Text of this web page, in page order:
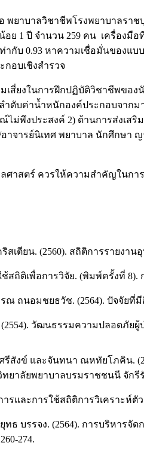
พยาบาลวิชาชีพโรงพยาบาลรา
ย 1 ปี จำนวน 259 คน เครื่อง
ากับ 0.93 หาความเชื่อมั่นของแ
กอบเชิงสำรวจ
เสี่ยงในการฝึกปฏิบัติวิชาชีพขอ
ำดับค่าน้ำหนักองค์ประกอบจาก
ม่พึงประสงค์ 2) ด้านการส่งเส
าจารย์นิเทศ พยาบาล นักศึกษา
ศาสตร์ ควรให้ความสำคัญในกา
เตียน. (2560). สถิติการรายงา
สถิติเพื่อการวิจัย. (พิมพ์ครั้งที่ 8).
ถนอมชยธวัช. (2564). ปัจจัยที่
วัฒนธรรมความปลอดภัย
สังข์ และจันทนา ณหทัยโภคิน.
าลัยพยาบาลบรมราชชนนี จักรีรั
ารและการใช้สถิติการวิเคราะ
บรรจง. (2564). การบริหารจั
274.